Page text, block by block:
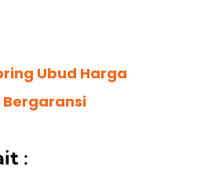
Ubud Harga
: